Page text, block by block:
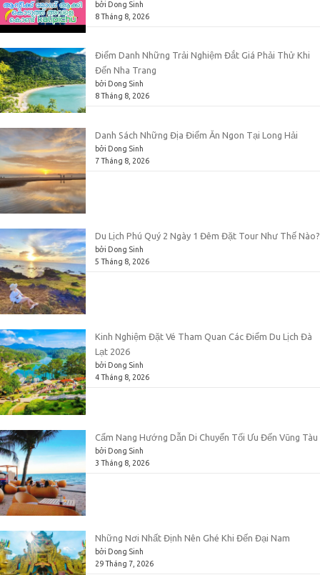
bởi Dong Sinh
8 Tháng 8, 2026
Điểm Danh Những Trải Nghiệm Đắt Giá Phải Thử Khi
Đến Nha Trang
bởi Dong Sinh
8 Tháng 8, 2026
Danh Sách Những Địa Điểm Ăn Ngon Tại Long Hải
bởi Dong Sinh
7 Tháng 8, 2026
Du Lịch Phú Quý 2 Ngày 1 Đêm Đặt Tour Như Thế Nào?
bởi Dong Sinh
5 Tháng 8, 2026
Kinh Nghiệm Đặt Vé Tham Quan Các Điểm Du Lịch Đà
Lạt 2026
bởi Dong Sinh
4 Tháng 8, 2026
Cẩm Nang Hướng Dẫn Di Chuyển Tối Ưu Đến Vũng Tàu
bởi Dong Sinh
3 Tháng 8, 2026
Những Nơi Nhất Định Nên Ghé Khi Đến Đại Nam
bởi Dong Sinh
29 Tháng 7, 2026